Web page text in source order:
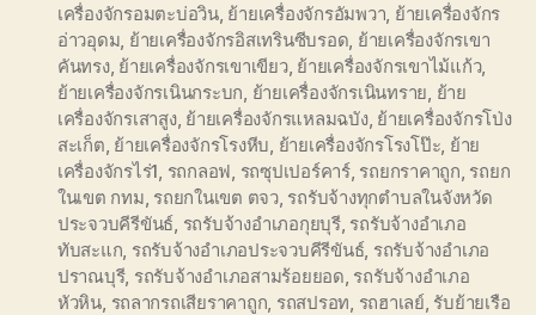
เครื่องจักรอมตะบ่อวิน, ย้ายเครื่องจักรอัมพวา ย้ายเครื่องจักร
อ่าวอุดม ย้ายเครื่องจักรอิสเทรินซีบรอด ย้ายเครื่องจักรเขา
คันทรง, ย้ายเครื่องจักรเขาเขียว, ย้ายเครื่องจักรเขาไม้แก้ว,
ย้ายเครื่องจักรเนินกระบก ย้ายเครื่องจักรเนินทราย ย้าย
เครื่องจักรเสาสูง, ย้ายเครื่องจักรแหลมฉบัง, ย้ายเครื่องจักรโป่ง
สะเก็ต ย้ายเครื่องจักรโรงหีบ ย้ายเครื่องจักรโรงโป๊ะ ย้าย
เครื่องจักรไร่1 รถกลอฟ รถซุปเปอร์คาร์, รถยกราคาถูก รถยก
ในเขต กทม รถยกในเขต ตจว, รถรับจ้างทุกตำบลในจังหวัด
ประจวบคีรีขันธ์ รถรับจ้างอำเภอกุยบุรี, รถรับจ้างอำเภอ
ทับสะแก รถรับจ้างอำเภอประจวบคีรีขันธ์, รถรับจ้างอำเภอ
ปราณบุรี, รถรับจ้างอำเภอสามร้อยยอด รถรับจ้างอำเภอ
หัวหิน รถลากรถเสียราคาถูก รถสปรอท รถฮาเลย์, รับย้ายเรือ